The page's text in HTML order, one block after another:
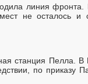
линия фронта.
не осталось и
станция Пелла. В
по приказу